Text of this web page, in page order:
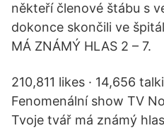
někteří členové štábu s
dokonce skončili ve
MÁ ZNÁMÝ HLAS 2 – 7.
210,811 likes · 14,656
Fenomenální show TV
Tvoje tvář má známý